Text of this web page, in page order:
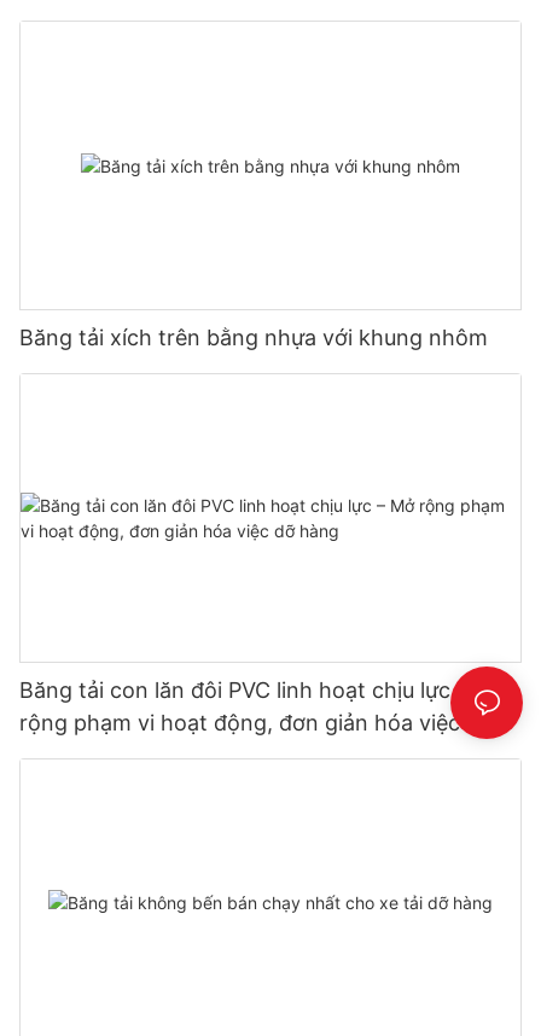
Băng tải xích trên bằng nhựa với khung nhôm
Băng tải con lăn đôi PVC linh hoạt chịu lực – Mở
rộng phạm vi hoạt động, đơn giản hóa việc dỡ
hàng